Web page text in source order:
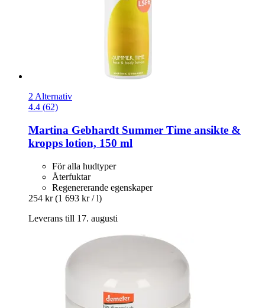
2 Alternativ
4.4 (62)
Martina Gebhardt Summer Time ansikte &
kropps lotion, 150 ml
För alla hudtyper
Återfuktar
Regenererande egenskaper
254 kr (1 693 kr / l)
Leverans till 17. augusti